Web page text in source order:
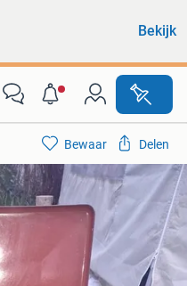
Bekijk
Bewaar Delen